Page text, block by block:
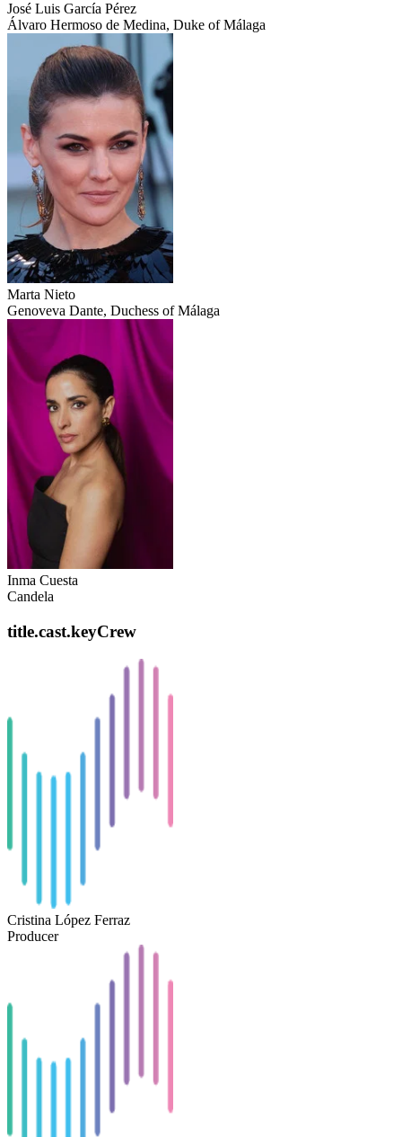
José Luis García Pérez
Álvaro Hermoso de Medina, Duke of Málaga
Marta Nieto
Genoveva Dante, Duchess of Málaga
Inma Cuesta
Candela
title.cast.keyCrew
Cristina López Ferraz
Producer